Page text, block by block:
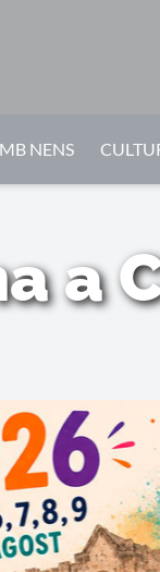
NENS
a